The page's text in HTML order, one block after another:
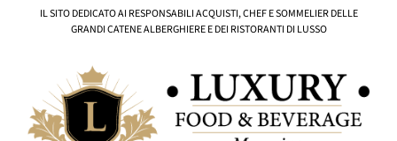
IL SITO DEDICATO AI RESPONSABILI ACQUISTI, CHEF E SOMMELIER DELLE
GRANDI CATENE ALBERGHIERE E DEI RISTORANTI DI LUSSO